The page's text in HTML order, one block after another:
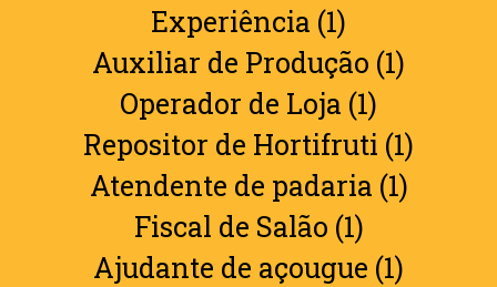
Experiência (1)
Auxiliar de Produção (1)
Operador de Loja (1)
Repositor de Hortifruti (1)
Atendente de padaria (1)
Fiscal de Salão (1)
Ajudante de açougue (1)